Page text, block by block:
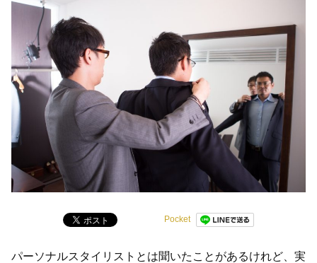
Pocket
パーソナルスタイリストとは聞いたことがあるけれど、実